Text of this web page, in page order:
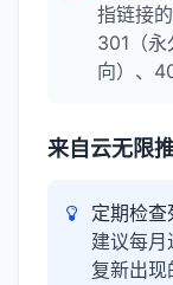
指链接
301（
向）、
来自云无限
定期检查
建议每
复新出现